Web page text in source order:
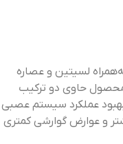
لسیتین و عصاره
حاوی دو ترکیب
عملکرد سیستم عصبی
و عوارض گوارشی کمتری